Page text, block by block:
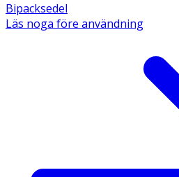
Bipacksedel
Läs noga före användning